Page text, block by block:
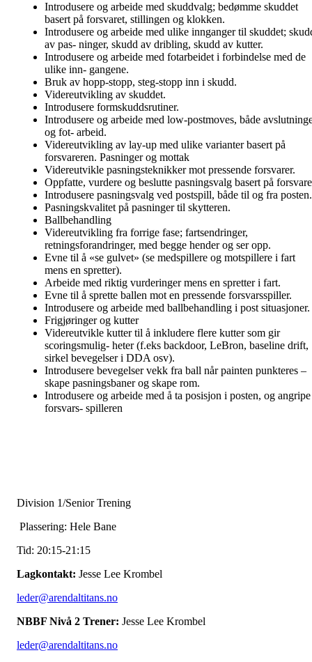
Introdusere og arbeide med skuddvalg; bedømme skuddet
basert på forsvaret, stillingen og klokken.
Introdusere og arbeide med ulike innganger til skuddet;
av pas- ninger, skudd av dribling, skudd av kutter.
Introdusere og arbeide med fotarbeidet i forbindelse med de
ulike inn- gangene.
Bruk av hopp-stopp, steg-stopp inn i skudd.
Videreutvikling av skuddet.
Introdusere formskuddsrutiner.
Introdusere og arbeide med low-postmoves, både
og fot- arbeid.
Videreutvikling av lay-up med ulike varianter basert på
forsvareren. Pasninger og mottak
Videreutvikle pasningsteknikker mot pressende forsvarer.
Oppfatte, vurdere og beslutte pasningsvalg basert på
Introdusere pasningsvalg ved postspill, både til og fra posten.
Pasningskvalitet på pasninger til skytteren.
Ballbehandling
Videreutvikling fra forrige fase; fartsendringer,
retningsforandringer, med begge hender og ser opp.
Evne til å «se gulvet» (se medspillere og motspillere i fart
mens en spretter).
Arbeide med riktig vurderinger mens en spretter i fart.
Evne til å sprette ballen mot en pressende forsvarsspiller.
Introdusere og arbeide med ballbehandling i post situasjoner.
Frigjøringer og kutter
Videreutvikle kutter til å inkludere flere kutter som gir
scoringsmulig- heter (f.eks backdoor, LeBron, baseline drift,
sirkel bevegelser i DDA osv).
Introdusere bevegelser vekk fra ball når painten punkteres –
skape pasningsbaner og skape rom.
Introdusere og arbeide med å ta posisjon i posten, og angripe
forsvars- spilleren
Division 1/Senior Trening
Plassering: Hele Bane
Tid: 20:15-21:15
Lagkontakt: Jesse Lee Krombel
leder@arendaltitans.no
NBBF Nivå 2 Trener: Jesse Lee Krombel
leder@arendaltitans.no